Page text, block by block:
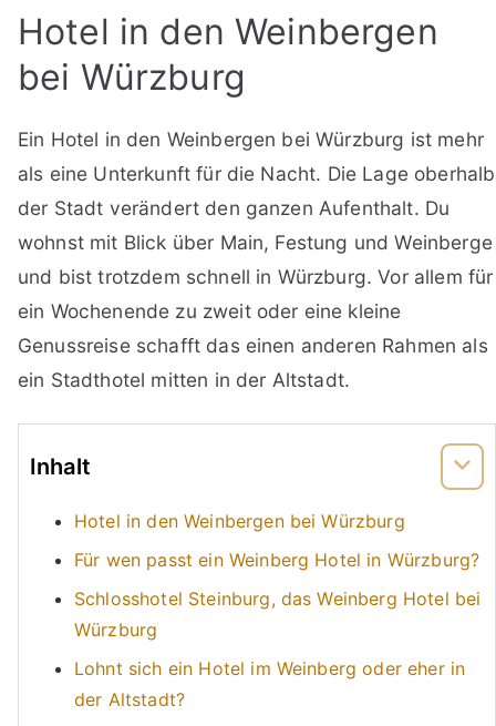
Hotel in den Weinbergen
bei Würzburg
Ein Hotel in den Weinbergen bei Würzburg ist mehr
als eine Unterkunft für die Nacht. Die Lage oberhalb
der Stadt verändert den ganzen Aufenthalt. Du
wohnst mit Blick über Main, Festung und Weinberge
und bist trotzdem schnell in Würzburg. Vor allem für
ein Wochenende zu zweit oder eine kleine
Genussreise schafft das einen anderen Rahmen als
ein Stadthotel mitten in der Altstadt.
Inhalt
Hotel in den Weinbergen bei Würzburg
Für wen passt ein Weinberg Hotel in Würzburg?
Schlosshotel Steinburg, das Weinberg Hotel bei
Würzburg
Lohnt sich ein Hotel im Weinberg oder eher in
der Altstadt?